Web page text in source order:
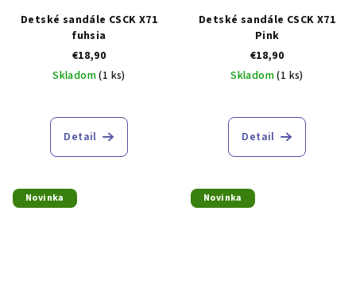
Detské sandále CSCK X71
fuhsia
€18,90
Skladom(1 ks)
Detail
Detské sandále CSCK X71
Pink
€18,90
Skladom(1 ks)
Detail
Novinka Novinka